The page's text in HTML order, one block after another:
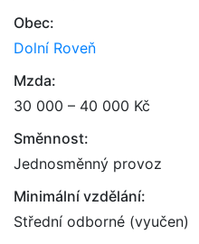
Obec:
Dolní Roveň
Mzda:
30 000 – 40 000 Kč
Směnnost:
Jednosměnný provoz
Minimální vzdělání:
Střední odborné (vyučen)